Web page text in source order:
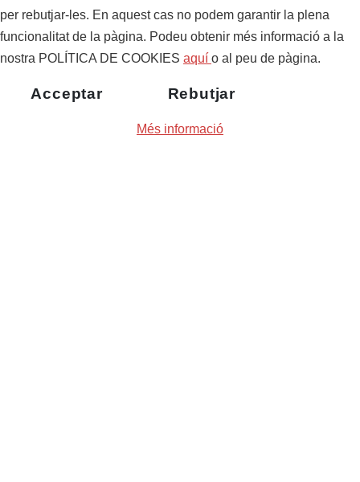
per rebutjar-les. En aquest cas no podem garantir la plena
funcionalitat de la pàgina. Podeu obtenir més informació a la
nostra POLÍTICA DE COOKIES aquí o al peu de pàgina.
Acceptar Rebutjar
Més informació